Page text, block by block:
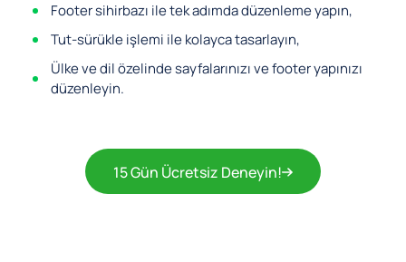
Footer sihirbazı ile tek adımda düzenleme yapın,
Tut-sürükle işlemi ile kolayca tasarlayın,
Ülke ve dil özelinde sayfalarınızı ve footer yapınızı
düzenleyin.
15 Gün Ücretsiz Deneyin!